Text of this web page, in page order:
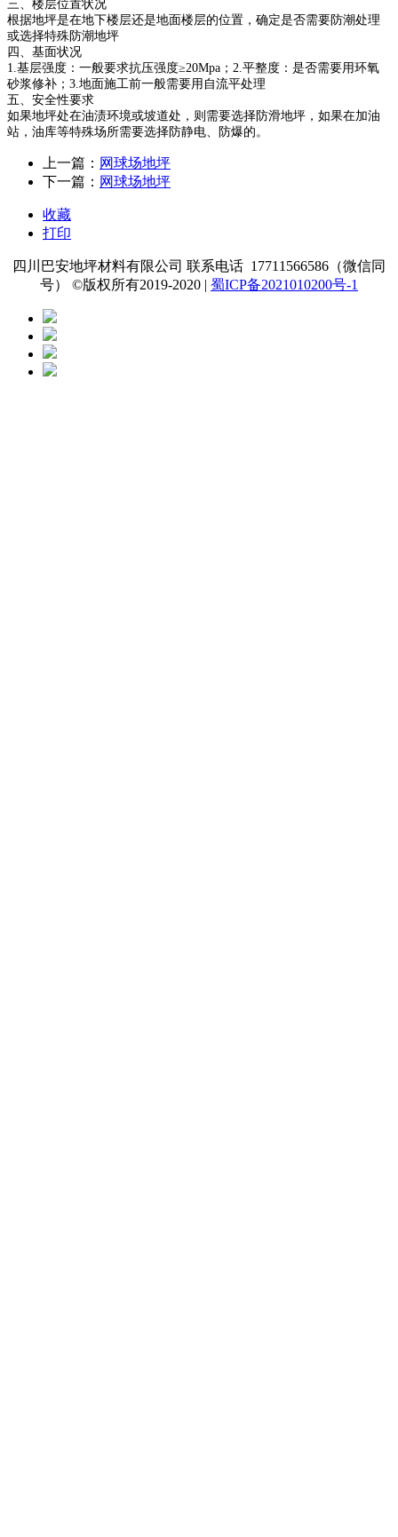
三、楼层位置状况
根据地坪是在地下楼层还是地面楼层的位置，确定是否需要防潮处理
或选择特殊防潮地坪
四、基面状况
1.基层强度：一般要求抗压强度≥20Mpa；2.平整度：是否需要用环氧
砂浆修补；3.地面施工前一般需要用自流平处理
五、安全性要求
如果地坪处在油渍环境或坡道处，则需要选择防滑地坪，如果在加油
站，油库等特殊场所需要选择防静电、防爆的。
上一篇： 网球场地坪
下一篇： 网球场地坪
收藏
打印
四川巴安地坪材料有限公司 联系电话 17711566586（微信同
号） ©版权所有2019-2020 | 蜀ICP备2021010200号-1